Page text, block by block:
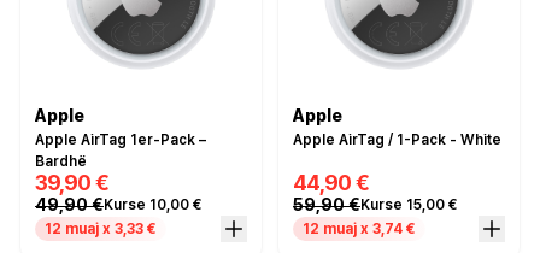
Apple
Apple AirTag 1er-Pack –
Bardhë
39,90 €
49,90 €Kurse 10,00 €
12 muaj x 3,33 €
Apple
Apple AirTag / 1-Pack - White
44,90 €
59,90 €Kurse 15,00 €
12 muaj x 3,74 €